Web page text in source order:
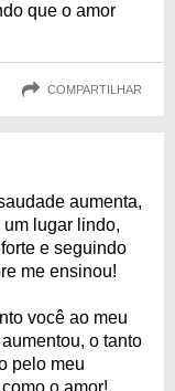
que o amor
COMPARTILHAR
aumenta,
lugar lindo,
e seguindo
me ensinou!
você ao meu
o tanto
pelo meu
o amor!